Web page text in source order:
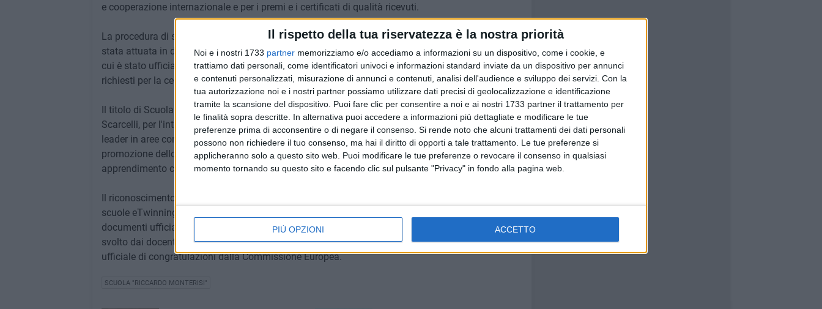
Il rispetto della tua riservatezza è la nostra priorità
Noi e i nostri 1733 partner memorizziamo e/o accediamo a informazioni su un dispositivo, come i cookie, e
trattiamo dati personali, come identificatori univoci e informazioni standard inviate da un dispositivo per annunci
e contenuti personalizzati, misurazione di annunci e contenuti, analisi dell'audience e sviluppo dei servizi. Con la
tua autorizzazione noi e i nostri partner possiamo utilizzare dati precisi di geolocalizzazione e identificazione
tramite la scansione del dispositivo. Puoi fare clic per consentire a noi e ai nostri 1733 partner il trattamento per
le finalità sopra descritte. In alternativa puoi accedere a informazioni più dettagliate e modificare le tue
preferenze prima di acconsentire o di negare il consenso. Si rende noto che alcuni trattamenti dei dati personali
possono non richiedere il tuo consenso, ma hai il diritto di opporti a tale trattamento. Le tue preferenze si
applicheranno solo a questo sito web. Puoi modificare le tue preferenze o revocare il consenso in qualsiasi
momento tornando su questo sito e facendo clic sul pulsante "Privacy" in fondo alla pagina web.
PIÙ OPZIONI ACCETTO
e cooperazione internazionale e per i premi e i certificati di qualità ricevuti.
La procedura di selezione delle Scuole eTwinning, avviata dall'Agenzia Europea eTwinning, è
stata attuata in due fasi, con inizio nel dicembre 2017 e termine nel mese di aprile 2018, mese in
cui è stato ufficializzato l'ambito riconoscimento alle scuole che hanno soddisfatto i requisiti
richiesti per la certificazione.
Il titolo di Scuola eTwinning premia la "Riccardo Monterisi", sotto la guida del dirigente scolastico
Scarcelli, per l'internazionalizzazione e l'innovazione della didattica, riconoscendole il ruolo di
leader in aree come: pratica digitale; eSafety; approcci creativi e innovativi alla pedagogia;
promozione dello sviluppo professionale continuo del personale; promozione di pratiche di
apprendimento collaborativo con personale e studenti.
Il riconoscimento conseguito permetterà all'istituto biscegliese di essere inserito nella lista delle
scuole eTwinning sul portale europeo eTwinning e di fregiarsi del logo di Scuola eTwinning sui
documenti ufficiali e sul sito internet
www.scuolamediamonterisi.gov.it
. A coronare tanto lavoro
svolto dai docenti guidati dalla brillante professoressa Lucrezia Di Molfetta è giunta la lettera
ufficiale di congratulazioni dalla Commissione Europea.
SCUOLA "RICCARDO MONTERISI"